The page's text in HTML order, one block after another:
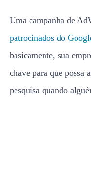
Uma campanha de
patrocinados do
basicamente, sua
chave para que possa
pesquisa quando